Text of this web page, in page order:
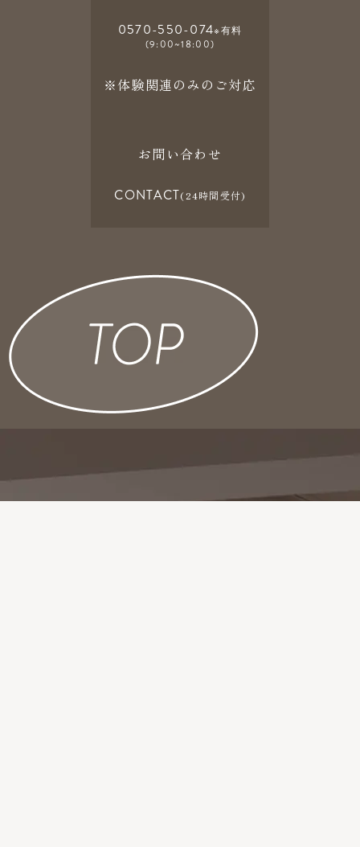
0570-550-074※有料
(9:00~18:00)
※体験関連のみのご対応
お問い合わせ
CONTACT(24時間受付)